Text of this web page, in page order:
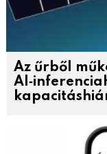
Az űrből